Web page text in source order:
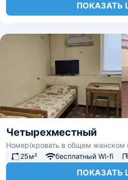
ПОКАЗАТЬ
Четырехместный
Номер(кровать в общем женском
25м²
бесплатный Wi-fi
ПОКАЗАТЬ